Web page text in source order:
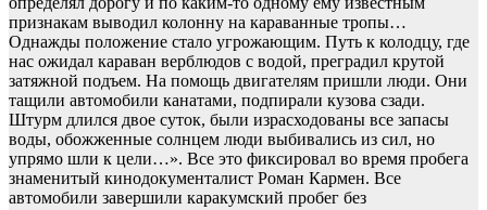
признакам выводил колонну на караванные тропы…
Однажды положение стало угрожающим. Путь к колодцу, где
нас ожидал караван верблюдов с водой, преградил крутой
затяжной подъем. На помощь двигателям пришли люди. Они
тащили автомобили канатами, подпирали кузова сзади.
Штурм длился двое суток, были израсходованы все запасы
воды, обожженные солнцем люди выбивались из сил, но
упрямо шли к цели…». Все это фиксировал во время пробега
знаменитый кинодокументалист Роман Кармен. Все
автомобили завершили каракумский пробег без